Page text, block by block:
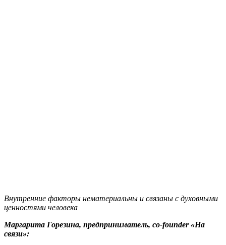
Внутренние факторы нематериальны и связаны с духовными
ценностями человека
Маргарита Горезина, предприниматель, co-founder «На
связи»: